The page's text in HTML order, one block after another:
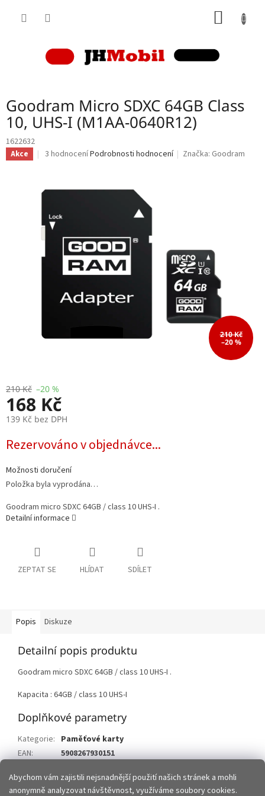
Abychom vám zajistili nejsnadnější použití našich stránek a mohli
anonymně analyzovat návštěvnost, využíváme soubory cookies.
Goodram Micro SDXC 64GB Class
10, UHS-I (M1AA-0640R12)
1622632
Akce
Průměrné
je
hvězdiček.
3 hodnoceníPodrobnosti hodnocení Značka: Goodram
210 Kč
–20 %
210 Kč –20 %
168 Kč
139 Kč bez DPH
cena:
Rezervováno v objednávce...
Možnosti doručení
Položka byla vyprodána…
Goodram micro SDXC 64GB / class 10 UHS-I .
Detailní informace
ZEPTAT SE HLÍDAT SDÍLET
Popis Diskuze
Detailní popis produktu
Goodram micro SDXC 64GB / class 10 UHS-I .
Kapacita : 64GB / class 10 UHS-I
Doplňkové parametry
Kategorie: Paměťové karty
EAN:
5908267930151